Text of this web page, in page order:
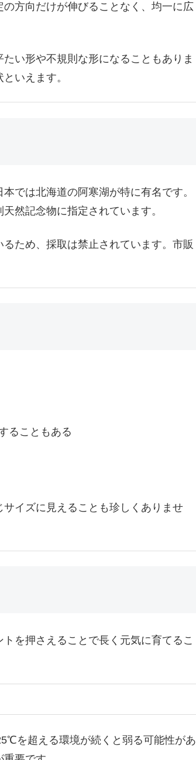
方向だけが伸びることなく、均一に広
い形や不規則な形になることもありま
いえます。
では北海道の阿寒湖が特に有名です。
然記念物に指定されています。
ため、採取は禁止されています。市販
ることもある
イズに見えることも珍しくありませ
を押さえることで長く元気に育てるこ
を超える環境が続くと弱る可能性があ